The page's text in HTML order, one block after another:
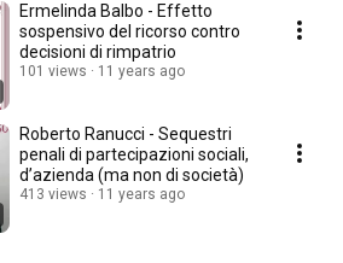
Ermelinda Balbo - Effetto
sospensivo del ricorso contro
decisioni di rimpatrio
101 views 11 years ago
Roberto Ranucci - Sequestri
penali di partecipazioni sociali,
d’azienda (ma non di società)
413 views 11 years ago